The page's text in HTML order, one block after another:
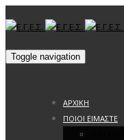
Toggle navigation
ΑΡΧΙΚΗ
ΠΟΙΟΙ ΕΙΜΑΣΤΕ